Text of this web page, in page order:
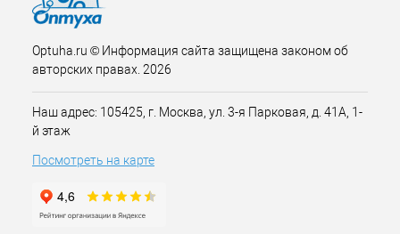
Optuha.ru © Информация сайта защищена законом об
авторских правах. 2026
Наш адрес: 105425, г. Москва, ул. 3-я Парковая, д. 41А, 1-
й этаж
Посмотреть на карте